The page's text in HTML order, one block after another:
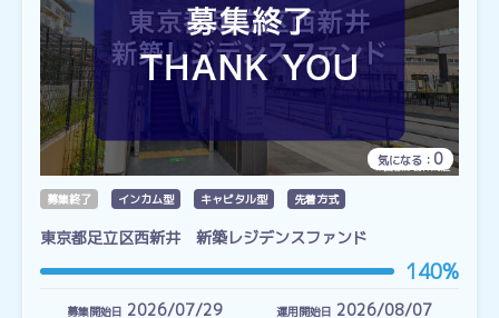
気になる： 0
募集終了 インカム型 キャピタル型 先着方式
東京都足立区西新井 新築レジデンスファンド
140%
募集開始日 2026/07/29 運用開始日 2026/08/07